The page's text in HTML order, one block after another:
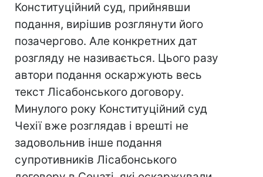
Конституційний суд, прийнявши
подання, вирішив розглянути його
позачергово. Але конкретних дат
розгляду не називається. Цього разу
автори подання оскаржують весь
текст Лісабонського договору.
Минулого року Конституційний суд
Чехії вже розглядав і врешті не
задовольнив інше подання
супротивників Лісабонського